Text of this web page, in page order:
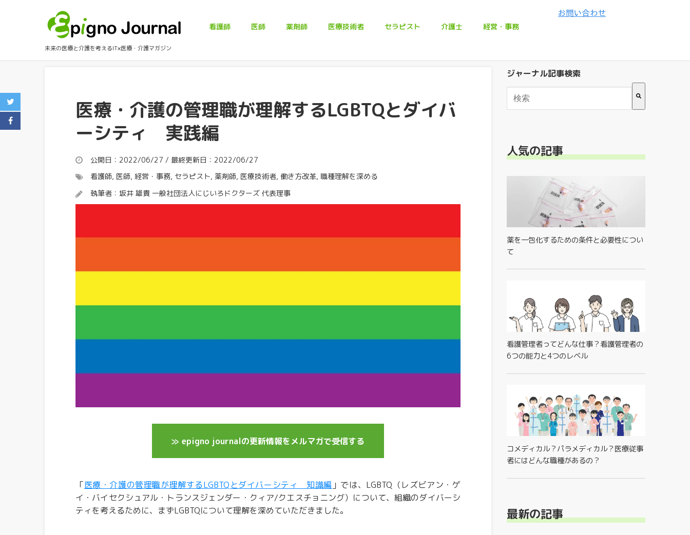
未来の医療と介護を考えるIT×医療・介護マガジン
看護師 医師 薬剤師 医療技術者 セラピスト 介護士 経営・事務
医療・介護の管理職が理解するLGBTQとダイバ
ーシティ 実践編
公開日：2022/06/27 / 最終更新日：2022/06/27
看護師, 医師, 経営・事務, セラピスト, 薬剤師, 医療技術者, 働き方改革, 職種理解を深める
執筆者： 坂井 雄貴 一般社団法人にじいろドクターズ 代表理事
≫ epigno journalの更新情報をメルマガで受信する
「医療・介護の管理職が理解するLGBTQとダイバーシティ 知識編 」では、 LGBTQ（レズビアン・ゲ
イ・バイセクシュアル・トランスジェンダー・クィア/クエスチョニング）について、組織のダイバーシ
ティを考えるために、まずLGBTQについて理解を深めていただきました。
ジャーナル記事検索
人気の記事
薬を一包化するための条件と必要性につい
て
看護管理者ってどんな仕事？看護管理者の
6つの能力と4つのレベル
コメディカル？パラメディカル？医療従事
者にはどんな職種があるの？
最新の記事